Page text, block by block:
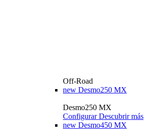
Off-Road
new Desmo250 MX
Desmo250 MX
Configurar Descubrir más
new Desmo450 MX